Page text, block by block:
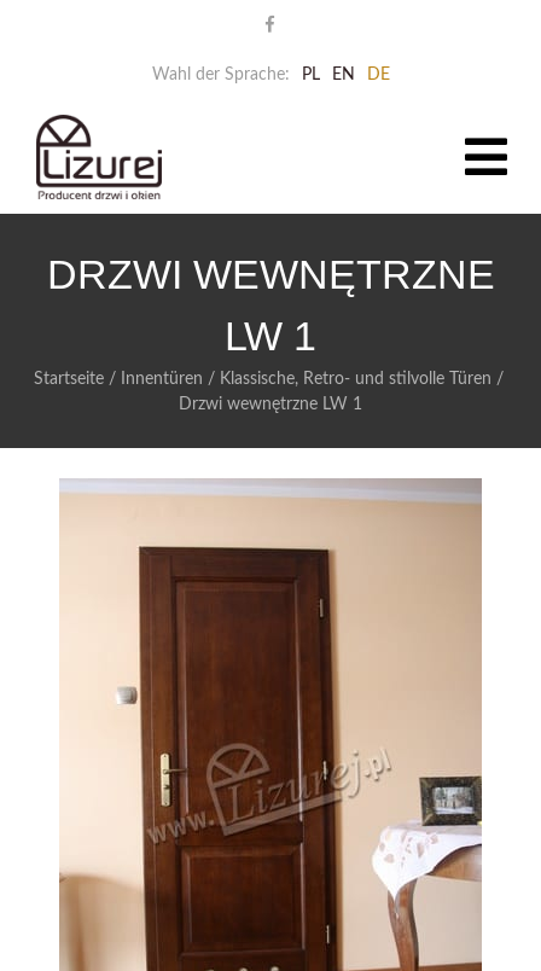
Wahl der Sprache: PL EN DE
DRZWI WEWNĘTRZNE
LW 1
Startseite/ Innentüren / Klassische, Retro- und stilvolle Türen /
Drzwi wewnętrzne LW 1